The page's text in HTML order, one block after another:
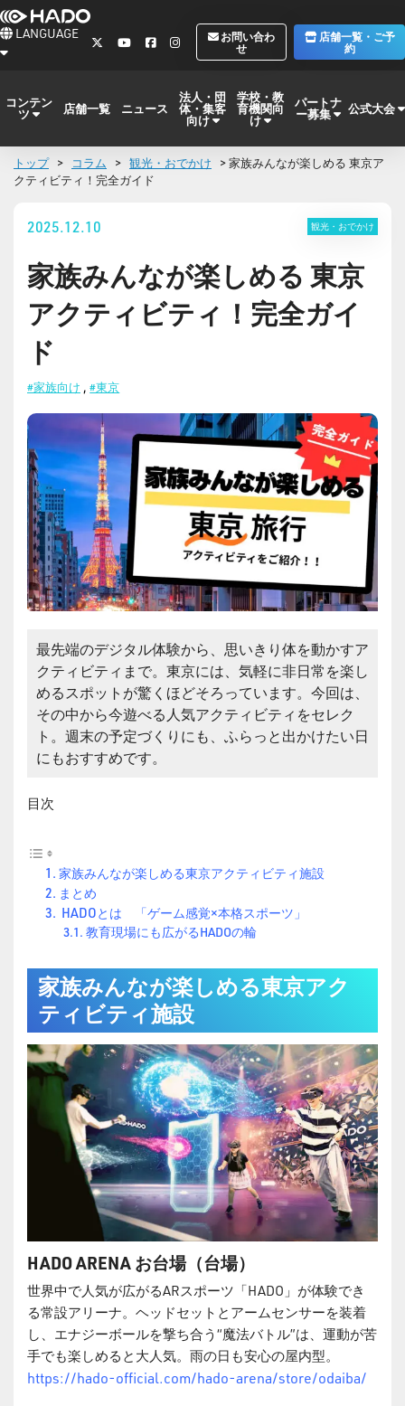
LANGUAGE
お問い合わ
せ
店舗一覧・ご予
約
コンテン
ツ 店舗一覧 ニュース
法人・団
体・集客
向け
学校・教
育機関向
け
パートナ
ー募集 公式大会
トップ > コラム > 観光・おでかけ
> 家族みんなが楽しめる 東京ア
クティビティ！完全ガイド
2025.12.10 観光・おでかけ
家族みんなが楽しめる 東京
アクティビティ！完全ガイ
ド
#家族向け , #東京
最先端のデジタル体験から、思いきり体を動かすア
クティビティまで。東京には、気軽に非日常を楽し
めるスポットが驚くほどそろっています。今回は、
その中から今遊べる人気アクティビティをセレク
ト。週末の予定づくりにも、ふらっと出かけたい日
にもおすすめです。
目次
家族みんなが楽しめる東京アクティビティ施設
まとめ
HADOとは 「ゲーム感覚×本格スポーツ」
教育現場にも広がるHADOの輪
家族みんなが楽しめる東京アク
ティビティ施設
HADO ARENA お台場（台場）
世界中で人気が広がるARスポーツ「HADO」が体験でき
る常設アリーナ。ヘッドセットとアームセンサーを装着
し、エナジーボールを撃ち合う“魔法バトル”は、運動が苦
手でも楽しめると大人気。雨の日も安心の屋内型。
https://hado-official.com/hado-arena/store/odaiba/